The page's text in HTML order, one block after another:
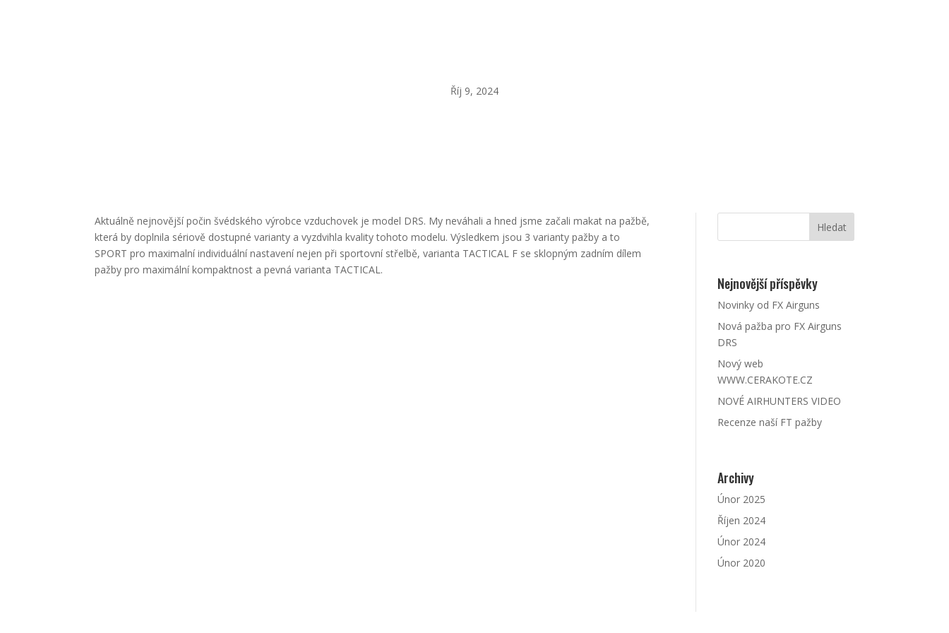
Říj 9, 2024
Aktuálně nejnovější počin švédského výrobce vzduchovek je model DRS. My neváhali a hned jsme začali makat na pažbě,
která by doplnila sériově dostupné varianty a vyzdvihla kvality tohoto modelu. Výsledkem jsou 3 varianty pažby a to
SPORT pro maximalní individuální nastavení nejen při sportovní střelbě, varianta TACTICAL F se sklopným zadním dílem
pažby pro maximální kompaktnost a pevná varianta TACTICAL.
Nejnovější příspěvky
Novinky od FX Airguns
Nová pažba pro FX Airguns
DRS
Nový web
WWW.CERAKOTE.CZ
NOVÉ AIRHUNTERS VIDEO
Recenze naší FT pažby
Archivy
Únor 2025
Říjen 2024
Únor 2024
Únor 2020